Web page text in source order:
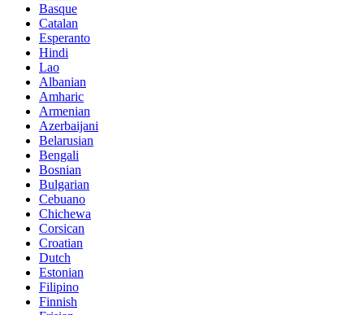
Basque
Catalan
Esperanto
Hindi
Lao
Albanian
Amharic
Armenian
Azerbaijani
Belarusian
Bengali
Bosnian
Bulgarian
Cebuano
Chichewa
Corsican
Croatian
Dutch
Estonian
Filipino
Finnish